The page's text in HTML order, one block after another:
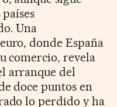
Una
donde España
comercio, revela
arranque del
doce puntos en
lo perdido y ha